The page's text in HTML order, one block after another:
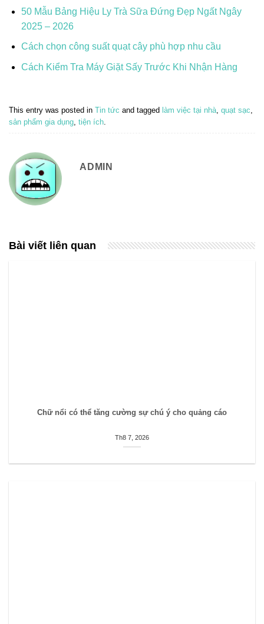
50 Mẫu Bảng Hiệu Ly Trà Sữa Đứng Đẹp Ngất Ngây
2025 – 2026
Cách chọn công suất quạt cây phù hợp nhu cầu
Cách Kiểm Tra Máy Giặt Sấy Trước Khi Nhận Hàng
This entry was posted in Tin tức and tagged làm việc tại nhà quạt sạc
sản phẩm gia dụng tiện ích
ADMIN
Bài viết liên quan
Chữ nổi có thể tăng cường sự chú ý cho quảng cáo
Th8 7, 2026